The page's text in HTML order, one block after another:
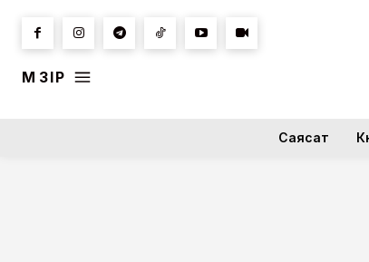
МӘЗІР
Саясат